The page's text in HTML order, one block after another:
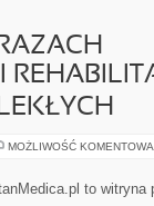
MOŻLIWOŚĆ
to witryna